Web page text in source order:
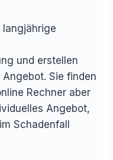
langjährige
und erstellen
Angebot. Sie finden
Rechner aber
Angebot,
Schadenfall